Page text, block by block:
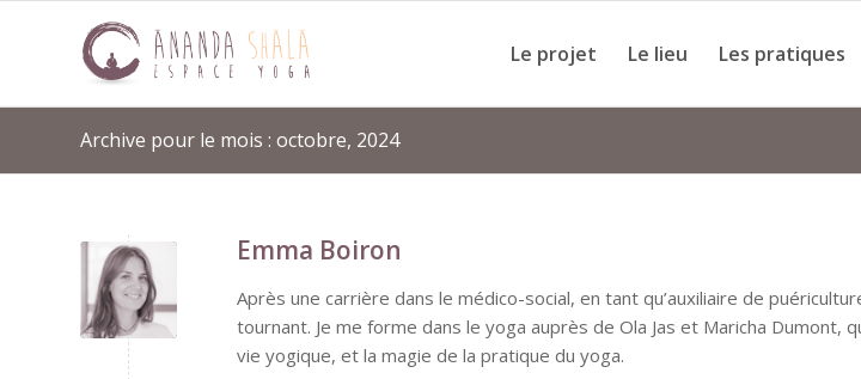
Le projet Le lieu Les pratiques
Archive pour le mois : octobre, 2024
Emma Boiron
Après une carrière dans le médico-social, en tant qu’auxiliaire de
tournant. Je me forme dans le yoga auprès de Ola Jas et Maricha Dumont,
vie yogique, et la magie de la pratique du yoga.